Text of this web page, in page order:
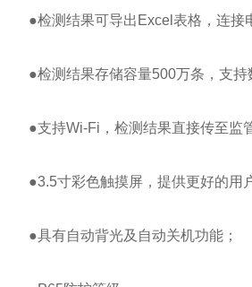
●检测结果可导出Excel表格，连接电
●检测结果存储容量500万条，支持
●支持Wi-Fi，检测结果直接传至监
●3.5寸彩色触摸屏，提供更好的用户
●具有自动背光及自动关机功能；